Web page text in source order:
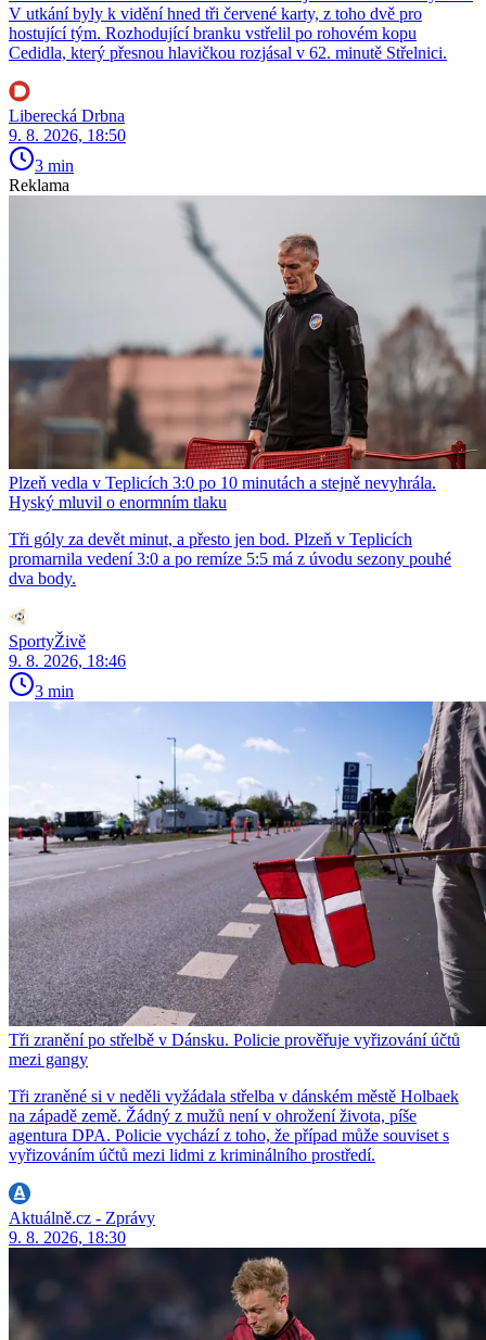
V utkání byly k vidění hned tři červené karty, z toho dvě pro
hostující tým. Rozhodující branku vstřelil po rohovém kopu
Cedidla, který přesnou hlavičkou rozjásal v 62. minutě Střelnici.
Liberecká Drbna
9. 8. 2026, 18:50
3 min
Reklama
Plzeň vedla v Teplicích 3:0 po 10 minutách a stejně nevyhrála.
Hyský mluvil o enormním tlaku
Tři góly za devět minut, a přesto jen bod. Plzeň v Teplicích
promarnila vedení 3:0 a po remíze 5:5 má z úvodu sezony pouhé
dva body.
SportyŽivě
9. 8. 2026, 18:46
3 min
Tři zranění po střelbě v Dánsku. Policie prověřuje vyřizování účtů
mezi gangy
Tři zraněné si v neděli vyžádala střelba v dánském městě Holbaek
na západě země. Žádný z mužů není v ohrožení života, píše
agentura DPA. Policie vychází z toho, že případ může souviset s
vyřizováním účtů mezi lidmi z kriminálního prostředí.
Aktuálně.cz - Zprávy
9. 8. 2026, 18:30